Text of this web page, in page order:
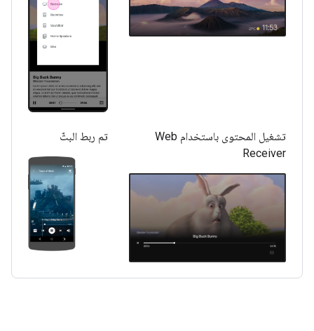
تم ربط البثّ
تشغيل المحتوى باستخدام Web
Receiver